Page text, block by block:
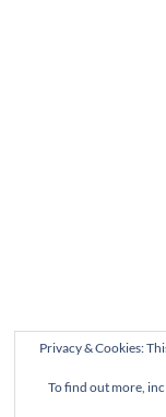
Privacy & Cookies:
To find out more,